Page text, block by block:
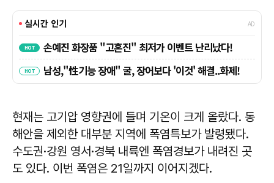
현재는 고기압 영향권에 들며 기온이 크게 올랐다. 동
해안을 제외한 대부분 지역에 폭염특보가 발령됐다.
수도권·강원 영서·경북 내륙엔 폭염경보가 내려진 곳
도 있다. 이번 폭염은 21일까지 이어지겠다.